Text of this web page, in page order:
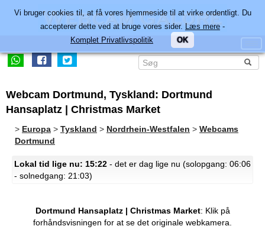
Webcam Dortmund, Tyskland: Dortmund
Hansaplatz | Christmas Market
> Europa > Tyskland > Nordrhein-Westfalen > Webcams
Dortmund
Lokal tid lige nu: 15:22 - det er dag lige nu (solopgang: 06:06
- solnedgang: 21:03)
Dortmund Hansaplatz | Christmas Market: Klik på
forhåndsvisningen for at se det originale webkamera.
Vi bruger cookies til, at få vores hjemmeside til at virke ordentligt. Du
accepterer dette ved at bruge vores sider. Læs mere -
Komplet Privatlivspolitik
OK